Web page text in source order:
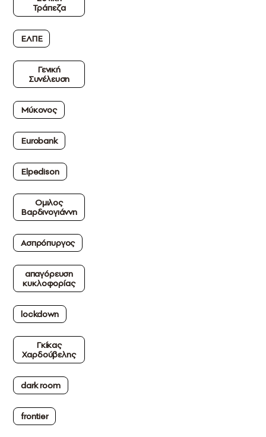
Τράπεζα
ΕΛΠΕ
Γενική
Συνέλευση
Μύκονος
Εurobank
Elpedison
Ομιλος
Βαρδινογιάννη
Ασπρόπυργος
απαγόρευση
κυκλοφορίας
lockdown
Γκίκας
Χαρδούβελης
dark room
frontier